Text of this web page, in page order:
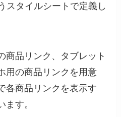
スタイルシートで定義し
商品リンク、タブレット
用の商品リンクを用意
各商品リンクを表示す
ます。